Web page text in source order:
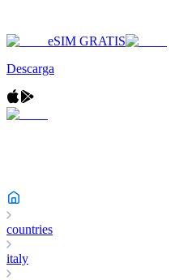
eSIM GRATIS
Descarga
countries
italy